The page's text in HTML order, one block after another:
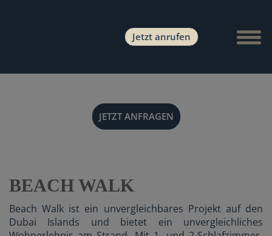
Jetzt anrufen
JETZT ANFRAGEN
BEACH WALK
Beach Walk ist ein unvergleichbares Projekt auf den
Dubai Islands und bietet ein unvergleichliches